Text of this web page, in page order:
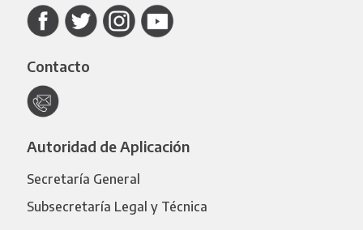
Contacto
Autoridad de Aplicación
Secretaría General
Subsecretaría Legal y Técnica